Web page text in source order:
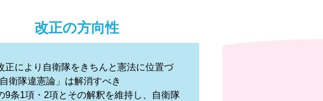
改正の方向性
正により自衛隊をきちんと憲法に位置づ
衛隊違憲論」は解消すべき
9条1項・2項とその解釈を維持し、自衛隊